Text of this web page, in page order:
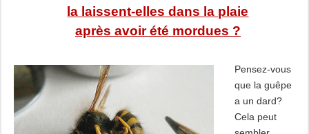
la laissent-elles dans la plaie
après avoir été mordues ?
Pensez-vous
que la guêpe
a un dard?
Cela peut